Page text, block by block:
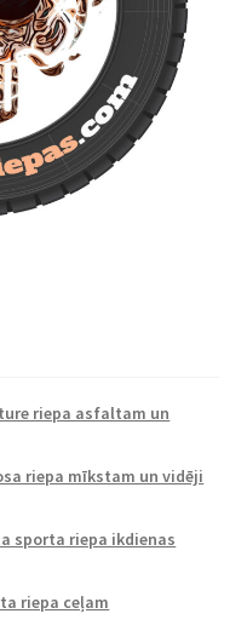
riepa asfaltam un
riepa mīkstam un vidēji
sporta riepa ikdienas
riepa ceļam